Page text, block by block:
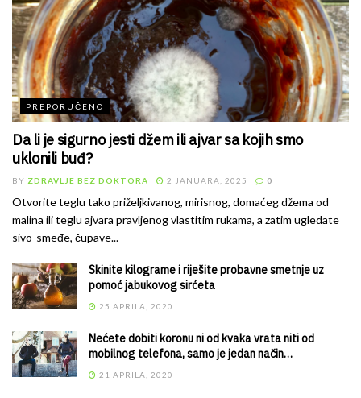
PREPORUČENO
Da li je sigurno jesti džem ili ajvar sa kojih smo
uklonili buđ?
BY ZDRAVLJE BEZ DOKTORA 2 JANUARA, 2025 0
Otvorite teglu tako priželjkivanog, mirisnog, domaćeg džema od
malina ili teglu ajvara pravljenog vlastitim rukama, a zatim ugledate
sivo-smeđe, čupave...
Skinite kilograme i riješite probavne smetnje uz
pomoć jabukovog sirćeta
25 APRILA, 2020
Nećete dobiti koronu ni od kvaka vrata niti od
mobilnog telefona, samo je jedan način…
21 APRILA, 2020